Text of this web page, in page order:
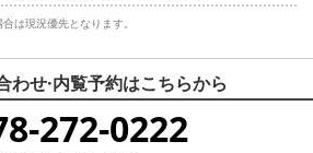
は現況優先となります。
わせ·内覧予約はこちらから
272-0222